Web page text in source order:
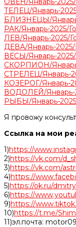
ТЕЛЕЦ/Январь-
БЛИЗНЕЦЫ/
РАК/Январь-
ЛЕВ/Январь-
ДЕВА/Январь-
ВЕСЫ/Январь-
СКОРПИОН/
СТРЕЛЕЦ/
КОЗЕРОГ/
ВОДОЛЕЙ/
РЫБЫ/Январь-
Я провожу
Ссылка на мои
1)https://
2)https://vk.com/
3)https://vk.com/
4)https://
5)https://ok.ru/
6)https://
9)https://
10)https://t.me/
11)эл.почта: